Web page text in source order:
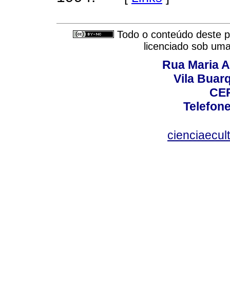
Todo o conteúdo deste
licenciado sob
Rua Maria
Vila